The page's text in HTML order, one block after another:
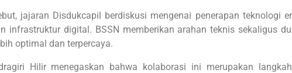
jajaran Disdukcapil berdiskusi mengenai penerapan teknologi
infrastruktur digital. BSSN memberikan arahan teknis sekaligus
optimal dan terpercaya.
Hilir menegaskan bahwa kolaborasi ini merupakan